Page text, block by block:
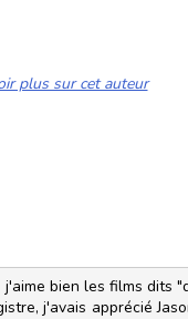
plus sur cet auteur
bien les films dits
j'avais apprécié